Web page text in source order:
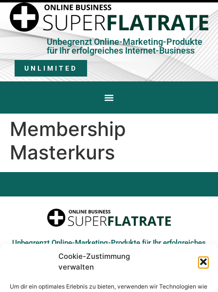
Cookie-Zustimmung
verwalten
Um dir ein optimales Erlebnis zu bieten, verwenden wir Technologien wie
Unbegrenzt Online-Marketing-Produkte
für Ihr erfolgreiches Internet-Business
UNLIMITED
Membership
Masterkurs
Unbegrenzt Online-Marketing-Produkte für Ihr erfolgreiches
Internet-Business